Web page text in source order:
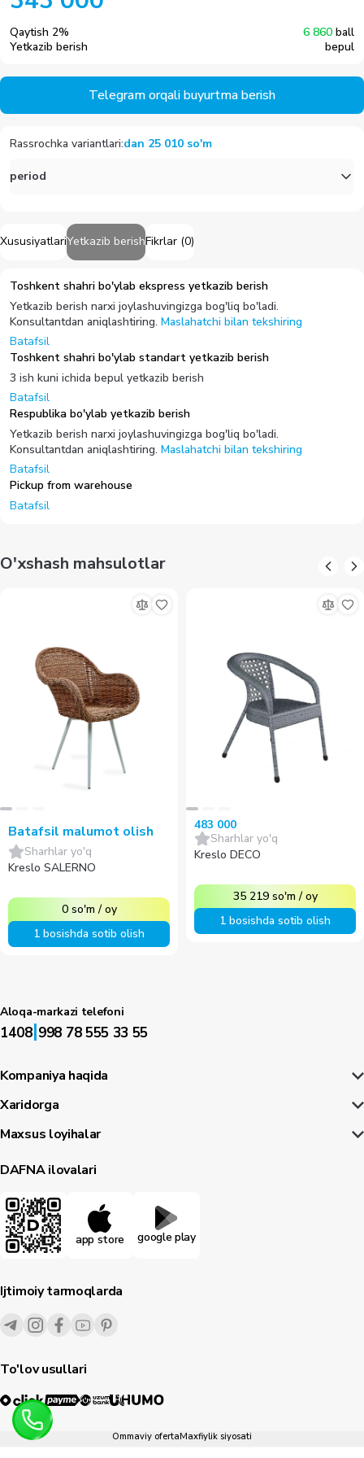
XususiyatlariYetkazib berishFikrlar (0)
Toshkent shahri bo'ylab ekspress yetkazib berish
Yetkazib berish narxi joylashuvingizga bog'liq bo'ladi.
Konsultantdan aniqlashtiring. Maslahatchi bilan tekshiring
Batafsil
Toshkent shahri bo'ylab standart yetkazib berish
3 ish kuni ichida bepul yetkazib berish
Batafsil
Respublika bo'ylab yetkazib berish
Yetkazib berish narxi joylashuvingizga bog'liq bo'ladi.
Konsultantdan aniqlashtiring. Maslahatchi bilan tekshiring
Batafsil
Pickup from warehouse
Batafsil
Qaytish 2% 6 860 ball
Yetkazib berish
bepul
Telegram orqali buyurtma berish
Rassrochka variantlari:dan 25 010 so'm
period
O'xshash mahsulotlar
Batafsil malumot olish
Sharhlar yo'q
Kreslo SALERNO
0 so'm /oy
1 bosishda sotib olish
483 000
Sharhlar yo'q
Kreslo DECO
35 219 so'm /oy
1 bosishda sotib olish
Aloqa-markazi telefoni
1408|998 78 555 33 55
Kompaniya haqida
Xaridorga
Maxsus loyihalar
DAFNA ilovalari
app store google play
Ijtimoiy tarmoqlarda
To'lov usullari
Ommaviy ofertaMaxfiylik siyosati